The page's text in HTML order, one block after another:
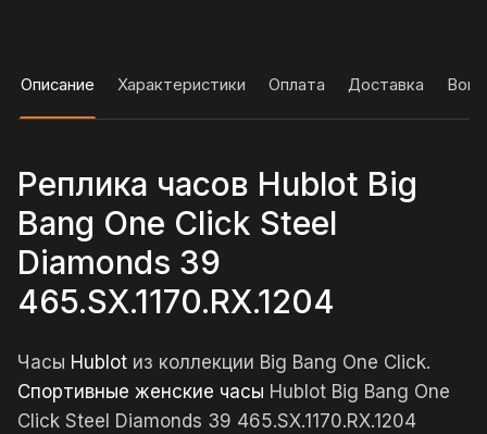
Описание Характеристики Оплата Доставка
Реплика часов Hublot Big
Bang One Click Steel
Diamonds 39
465.SX.1170.RX.1204
Часы Hublot из коллекции Big Bang One Click.
Спортивные женские часы Hublot Big Bang One
Click Steel Diamonds 39 465.SX.1170.RX.1204